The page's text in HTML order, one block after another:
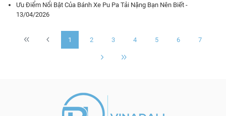
Ưu Điểm Nổi Bật Của Bánh Xe Pu Pa Tải Nặng Bạn Nên Biết -
13/04/2026
1 2 3 4 5 6 7